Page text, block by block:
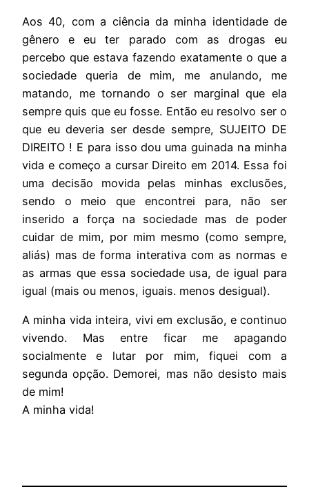
Aos 40, com a ciência da minha identidade de
gênero e eu ter parado com as drogas eu
percebo que estava fazendo exatamente o que a
sociedade queria de mim, me anulando, me
matando, me tornando o ser marginal que ela
sempre quis que eu fosse. Então eu resolvo ser o
que eu deveria ser desde sempre, SUJEITO DE
DIREITO ! E para isso dou uma guinada na minha
vida e começo a cursar Direito em 2014. Essa foi
uma decisão movida pelas minhas exclusões,
sendo o meio que encontrei para, não ser
inserido a força na sociedade mas de poder
cuidar de mim, por mim mesmo (como sempre,
aliás) mas de forma interativa com as normas e
as armas que essa sociedade usa, de igual para
igual (mais ou menos, iguais. menos desigual).
A minha vida inteira, vivi em exclusão, e continuo
vivendo. Mas entre ficar me apagando
socialmente e lutar por mim, fiquei com a
segunda opção. Demorei, mas não desisto mais
de mim!
A minha vida!